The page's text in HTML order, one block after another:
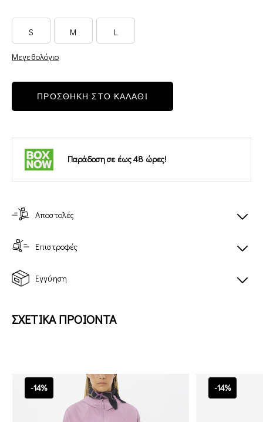
S M L
Μεγεθολόγιο
ΠΡΟΣΘΗΚΗ ΣΤΟ ΚΑΛΑΘΙ
Παράδοση σε έως 48 ώρες!
Αποστολές
Επιστροφές
Εγγύηση
ΣΧΕΤΙΚΑ ΠΡΟΙΟΝΤΑ
-14% -14%